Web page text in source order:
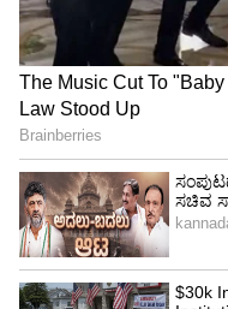
4
Image Credit :Getty